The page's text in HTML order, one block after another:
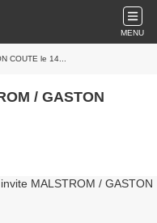
MENU
COUTE le 14...
/ GASTON